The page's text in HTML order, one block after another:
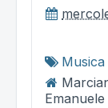
Emanuele